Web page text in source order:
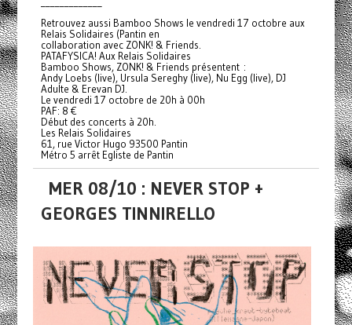
Retrouvez aussi Bamboo Shows le vendredi 17 octobre aux
Relais Solidaires (Pantin en
collaboration avec ZONK! & Friends.
PATAFYSICA! Aux Relais Solidaires
Bamboo Shows, ZONK! & Friends présentent :
Andy Loebs (live), Ursula Sereghy (live), Nu Egg (live), DJ
Adulte & Erevan DJ.
Le vendredi 17 octobre de 20h à 00h
PAF: 8 €
Début des concerts à 20h.
Les Relais Solidaires
61, rue Victor Hugo 93500 Pantin
Métro 5 arrêt Egliste de Pantin
MER 08/10 : NEVER STOP +
GEORGES TINNIRELLO